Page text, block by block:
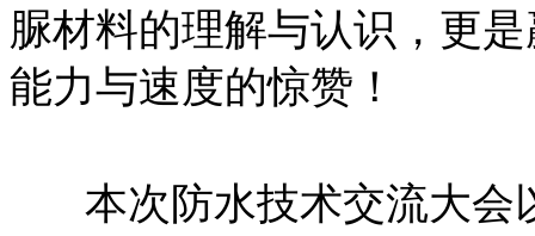
脲材料的理解与认识，更
能力与速度的惊赞！
本次防水技术交流大会